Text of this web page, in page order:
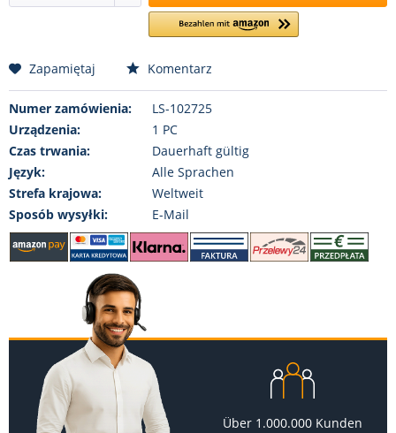
Zapamiętaj Komentarz
Numer zamówienia:
LS-102725
Urządzenia:
1 PC
Czas trwania:
Dauerhaft gültig
Język:
Alle Sprachen
Strefa krajowa:
Weltweit
Sposób wysyłki:
E-Mail
Über 1.000.000 Kunden